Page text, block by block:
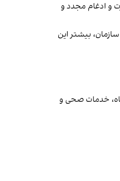
و ادغام مجدد و
طبق گزارش این سازمان، بیشتر این
خدمات صحی و